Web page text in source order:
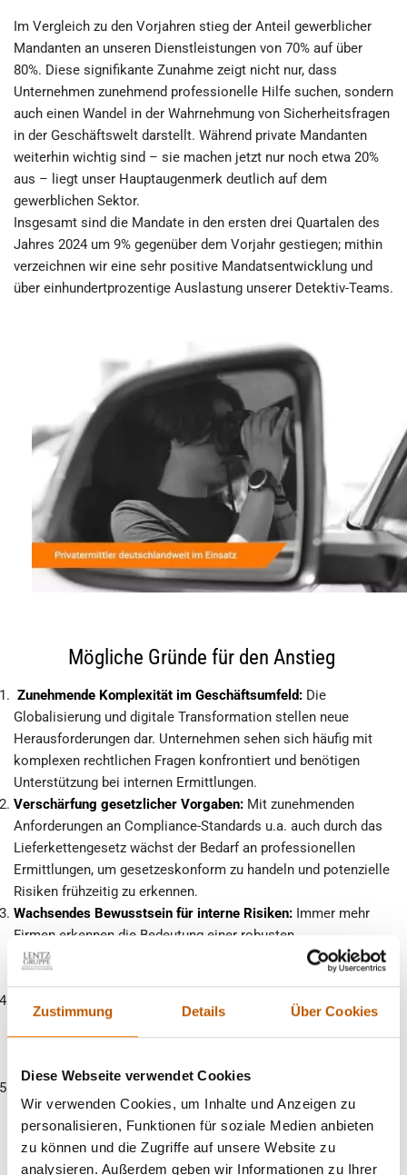
Zustimmung Details Über Cookies
Diese Webseite verwendet Cookies
Wir verwenden Cookies, um Inhalte und Anzeigen zu
personalisieren, Funktionen für soziale Medien anbieten
zu können und die Zugriffe auf unsere Website zu
analysieren. Außerdem geben wir Informationen zu Ihrer
Im Vergleich zu den Vorjahren stieg der Anteil gewerblicher
Mandanten an unseren Dienstleistungen von 70% auf über
80%. Diese signifikante Zunahme zeigt nicht nur, dass
Unternehmen zunehmend professionelle Hilfe suchen, sondern
auch einen Wandel in der Wahrnehmung von Sicherheitsfragen
in der Geschäftswelt darstellt. Während private Mandanten
weiterhin wichtig sind – sie machen jetzt nur noch etwa 20%
aus – liegt unser Hauptaugenmerk deutlich auf dem
gewerblichen Sektor.
Insgesamt sind die Mandate in den ersten drei Quartalen des
Jahres 2024 um 9% gegenüber dem Vorjahr gestiegen; mithin
verzeichnen wir eine sehr positive Mandatsentwicklung und
über einhundertprozentige Auslastung unserer Detektiv-Teams.
Mögliche Gründe für den Anstieg
Zunehmende Komplexität im Geschäftsumfeld: Die
Globalisierung und digitale Transformation stellen neue
Herausforderungen dar. Unternehmen sehen sich häufig mit
komplexen rechtlichen Fragen konfrontiert und benötigen
Unterstützung bei internen Ermittlungen.
Verschärfung gesetzlicher Vorgaben: Mit zunehmenden
Anforderungen an Compliance-Standards u.a. auch durch das
Lieferkettengesetz wächst der Bedarf an professionellen
Ermittlungen, um gesetzeskonform zu handeln und potenzielle
Risiken frühzeitig zu erkennen.
Wachsendes Bewusstsein für interne Risiken: Immer mehr
Firmen erkennen die Bedeutung einer robusten
Sicherheitsstrategie zum Schutz ihrer Ressourcen sowie zur
Die Verfügbarkeit innovativer
Ermittlungstechniken ermöglicht es uns, schneller und
Arbeitsweise schafft Vertrauen bei unseren Klienten; sie
wissen genau, dass ihre Anliegen diskret behandelt werden.